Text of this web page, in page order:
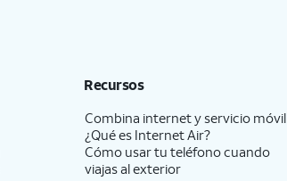
Recursos
Combina internet y servicio móvil
¿Qué es Internet Air?
Cómo usar tu teléfono cuando
viajas al exterior